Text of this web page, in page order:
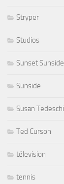
Stryper
Studios
Sunset Sunside
Sunside
Susan Tedeschi
Ted Curson
télevision
tennis